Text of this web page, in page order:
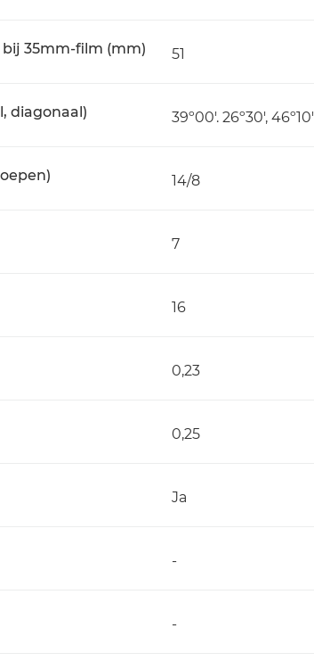
35mm-film (mm) 51
diagonaal) 39º00'. 26º30', 46º10'
14/8
7
16
0,23
0,25
Ja
-
-